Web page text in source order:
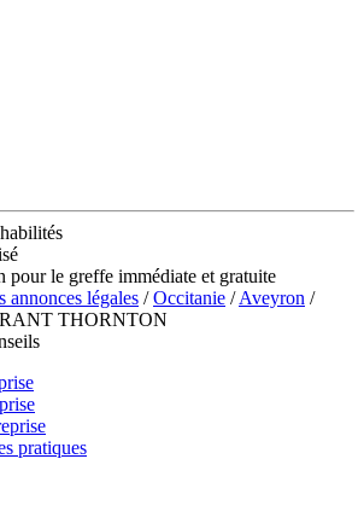
pour le greffe immédiate et gratuite
annonces légales /Occitanie /Aveyron /
THORNTON
pratiques